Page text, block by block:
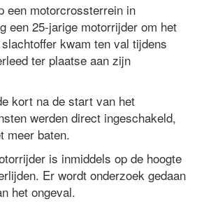
een motorcrossterrein in
een 25-jarige motorrijder om het
kwam ten val tijdens
ter plaatse aan zijn
kort na de start van het
werden direct ingeschakeld,
meer baten.
is inmiddels op de hoogte
Er wordt onderzoek gedaan
het ongeval.